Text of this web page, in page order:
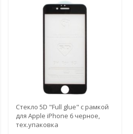
Стекло 5D "Full glue" с рамкой
для Apple iPhone 6 черное,
тех.упаковка